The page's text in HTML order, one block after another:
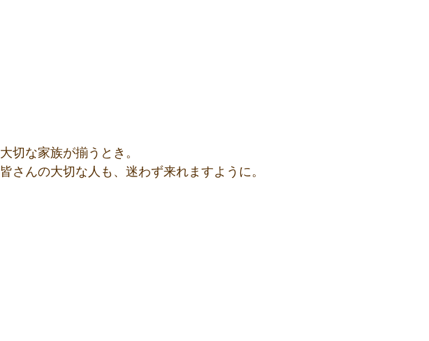
大切な家族が揃うとき。
皆さんの大切な人も、迷わず来れますように。